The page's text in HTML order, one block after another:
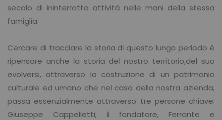
secolo di ininterrotta attività nelle mani della stessa
famiglia.
Cercare di tracciare la storia di questo lungo periodo è
ripensare anche la storia del nostro territorio,del suo
evolversi, attraverso la costruzione di un patrimonio
culturale ed umano che nel caso della nostra azienda,
passa essenzialmente attraverso tre persone chiave:
Giuseppe Cappelletti, il fondatore, Ferrante e